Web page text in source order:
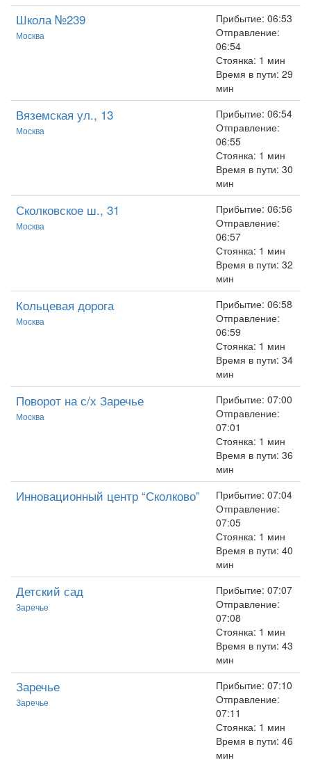
Школа №239
Москва
Прибытие: 06:53
Отправление:
06:54
Стоянка: 1 мин
Время в пути: 29
мин
Вяземская ул., 13
Москва
Прибытие: 06:54
Отправление:
06:55
Стоянка: 1 мин
Время в пути: 30
мин
Сколковское ш., 31
Москва
Прибытие: 06:56
Отправление:
06:57
Стоянка: 1 мин
Время в пути: 32
мин
Кольцевая дорога
Москва
Прибытие: 06:58
Отправление:
06:59
Стоянка: 1 мин
Время в пути: 34
мин
Поворот на с/х Заречье
Москва
Прибытие: 07:00
Отправление:
07:01
Стоянка: 1 мин
Время в пути: 36
мин
Инновационный центр “Сколково”
Прибытие: 07:04
Отправление:
07:05
Стоянка: 1 мин
Время в пути: 40
мин
Детский сад
Заречье
Прибытие: 07:07
Отправление:
07:08
Стоянка: 1 мин
Время в пути: 43
мин
Заречье
Заречье
Прибытие: 07:10
Отправление:
07:11
Стоянка: 1 мин
Время в пути: 46
мин